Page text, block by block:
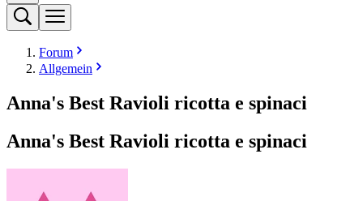
Forum
Allgemein
Anna's Best Ravioli ricotta e spinaci
Anna's Best Ravioli ricotta e spinaci